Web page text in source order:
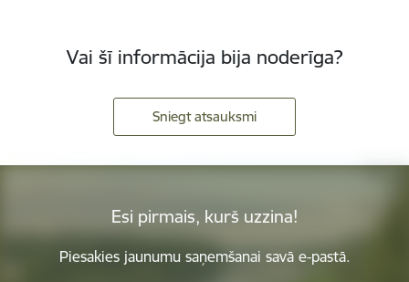
Vai šī informācija bija noderīga?
Sniegt atsauksmi
Esi pirmais, kurš uzzina!
Piesakies jaunumu saņemšanai savā e-pastā.